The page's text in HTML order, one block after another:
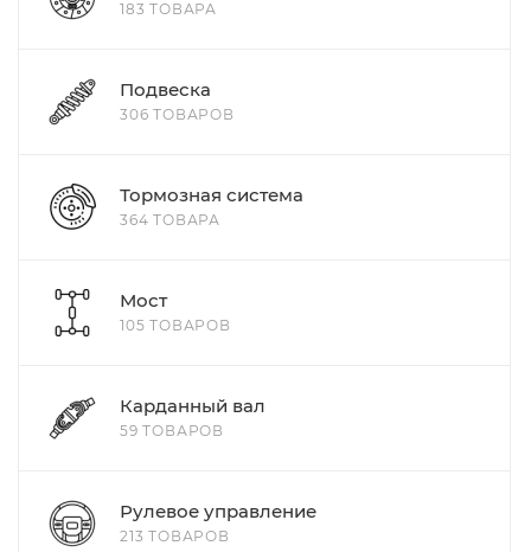
183 ТОВАРА
Подвеска
306 ТОВАРОВ
Тормозная система
364 ТОВАРА
Мост
105 ТОВАРОВ
Карданный вал
59 ТОВАРОВ
Рулевое управление
213 ТОВАРОВ